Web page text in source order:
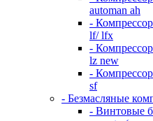
automan ah
-
lf/ lfx
-
lz new
-
sf
- Безмасляные
- Винтовые